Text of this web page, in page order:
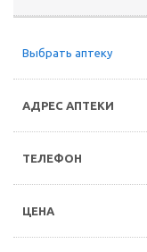
Выбрать аптеку